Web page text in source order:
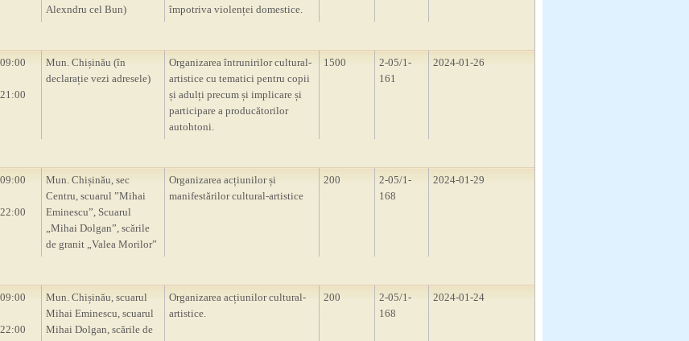
Alexndru cel Bun)
împotriva violenței domestice.
Mun. Chișinău (în
declarație vezi adresele)
Organizarea întrunirilor cultural-
artistice cu tematici pentru copii
și adulți precum și implicare și
participare a producătorilor
autohtoni.
1500
2-05/1-
161
2024-01-26
Mun. Chișinău, sec
Centru, scuarul ”Mihai
Eminescu”, Scuarul
„Mihai Dolgan”, scările
de granit „Valea Morilor”
Organizarea acțiunilor și
manifestărilor cultural-artistice
200
2-05/1-
168
2024-01-29
Mun. Chișinău, scuarul
Mihai Eminescu, scuarul
Mihai Dolgan, scările de
Organizarea acțiunilor cultural-
artistice.
200
2-05/1-
168
2024-01-24